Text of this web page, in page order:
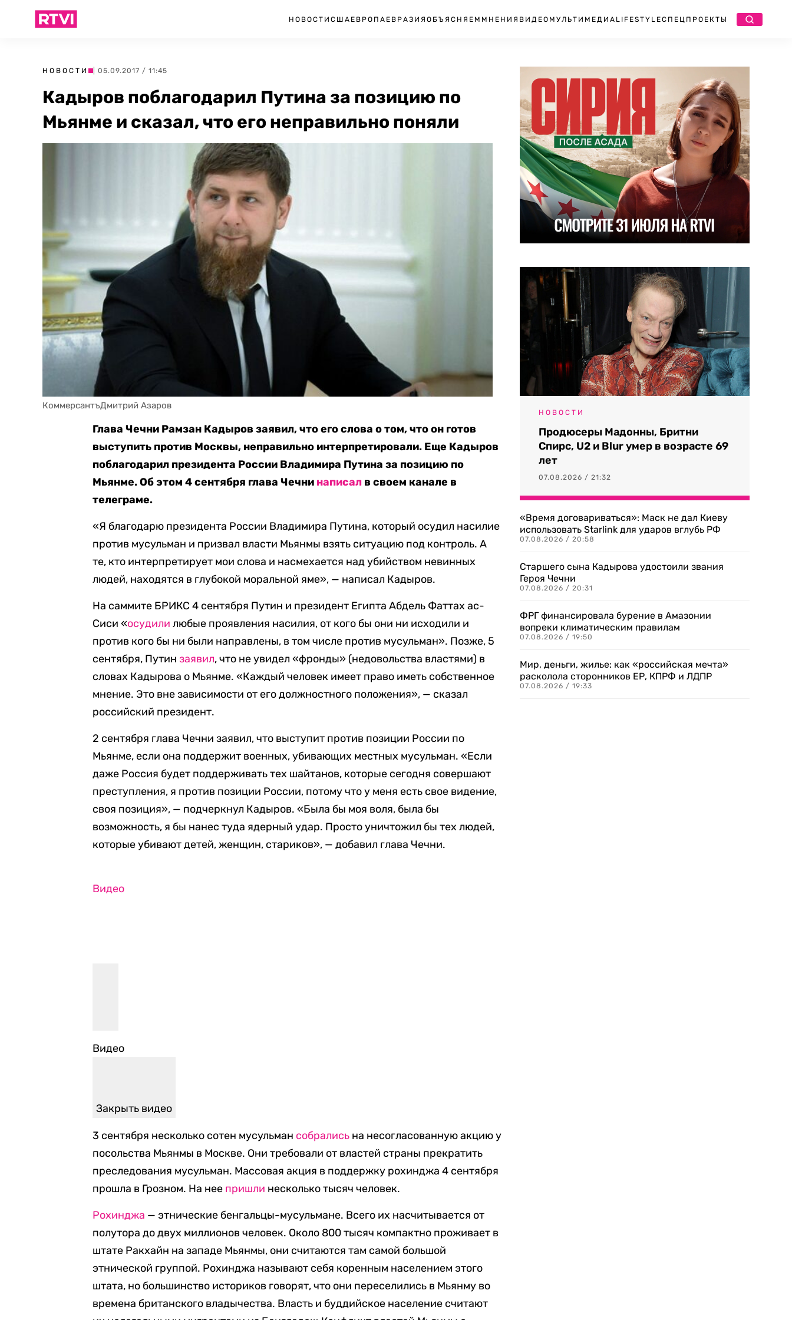
НОВОСТИ США ЕВРОПА ЕВРАЗИЯ ОБЪЯСНЯЕМ МНЕНИЯ ВИДЕО МУЛЬТИМЕДИА LIFESTYLEСПЕЦПРОЕКТЫ
НОВОСТИ | 05.09.2017 / 11:45
Кадыров поблагодарил Путина за позицию по
Мьянме и сказал, что его неправильно поняли
КоммерсантъДмитрий Азаров
Глава Чечни Рамзан Кадыров заявил, что его слова о том, что он готов
выступить против Москвы, неправильно интерпретировали. Еще Кадыров
поблагодарил президента России Владимира Путина за позицию по
Мьянме. Об этом 4 сентября глава Чечни написал в своем канале в
телеграме.
«Я благодарю президента России Владимира Путина, который осудил насилие
против мусульман и призвал власти Мьянмы взять ситуацию под контроль. А
те, кто интерпретирует мои слова и насмехается над убийством невинных
людей, находятся в глубокой моральной яме», — написал Кадыров.
На саммите БРИКС 4 сентября Путин и президент Египта Абдель Фаттах ас-
Сиси «осудили любые проявления насилия, от кого бы они ни исходили и
против кого бы ни были направлены, в том числе против мусульман». Позже, 5
сентября, Путинзаявил, что не увидел «фронды» (недовольства властями) в
словах Кадырова о Мьянме. «Каждый человек имеет право иметь собственное
мнение. Это вне зависимости от его должностного положения», — сказал
российский президент.
2 сентября глава Чечни заявил, что выступит против позиции России по
Мьянме, если она поддержит военных, убивающих местных мусульман. «Если
даже Россия будет поддерживать тех шайтанов, которые сегодня совершают
преступления, я против позиции России, потому что у меня есть свое видение,
своя позиция», — подчеркнул Кадыров. «Была бы моя воля, была бы
возможность, я бы нанес туда ядерный удар. Просто уничтожил бы тех людей,
которые убивают детей, женщин, стариков», — добавил глава Чечни.
Видео
Видео
Закрыть видео
3 сентября несколько сотен мусульман собрались на несогласованную акцию у
посольства Мьянмы в Москве. Они требовали от властей страны прекратить
преследования мусульман. Массовая акция в поддержку рохинджа 4 сентября
прошла в Грозном. На нее пришли несколько тысяч человек.
Рохинджа — этнические бенгальцы-мусульмане. Всего их насчитывается от
полутора до двух миллионов человек. Около 800 тысяч компактно проживает в
штате Ракхайн на западе Мьянмы, они считаются там самой большой
этнической группой. Рохинджа называют себя коренным населением этого
штата, но большинство историков говорят, что они переселились в Мьянму во
времена британского владычества. Власть и буддийское население считают
НОВОСТИ
Продюсеры Мадонны, Бритни
Спирс, U2 и Blur умер в возрасте 69
лет
07.08.2026 / 21:32
«Время договариваться»: Маск не дал Киеву
использовать Starlink для ударов вглубь РФ
07.08.2026 / 20:58
Старшего сына Кадырова удостоили звания
Героя Чечни
07.08.2026 / 20:31
ФРГ финансировала бурение в Амазонии
вопреки климатическим правилам
07.08.2026 / 19:50
Мир, деньги, жилье: как «российская мечта»
расколола сторонников ЕР, КПРФ и ЛДПР
07.08.2026 / 19:33